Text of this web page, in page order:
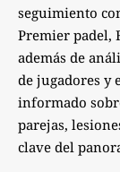
seguimiento
Premier padel,
además de
de jugadores y
informado
parejas,
clave del